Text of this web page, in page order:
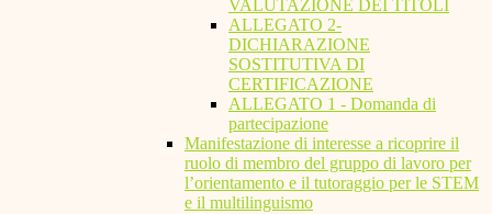
VALUTAZIONE DEI TITOLI
ALLEGATO 2-
DICHIARAZIONE
SOSTITUTIVA DI
CERTIFICAZIONE
ALLEGATO 1 - Domanda di
partecipazione
Manifestazione di interesse a ricoprire il
ruolo di membro del gruppo di lavoro per
l’orientamento e il tutoraggio per le STEM
e il multilinguismo